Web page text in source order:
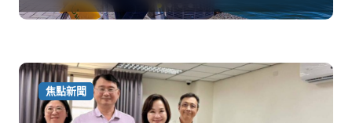
焦點新聞